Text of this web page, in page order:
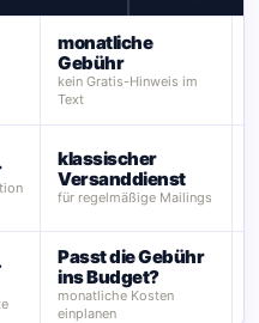
monatliche
Gebühr
kein Gratis-Hinweis im
Text
klassischer
Versanddienst
für regelmäßige Mailings
Passt die Gebühr
ins Budget?
monatliche Kosten
einplanen